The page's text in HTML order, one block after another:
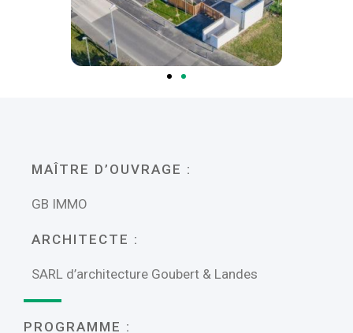
MAÎTRE D’OUVRAGE :
GB IMMO
ARCHITECTE :
SARL d’architecture Goubert & Landes
PROGRAMME :